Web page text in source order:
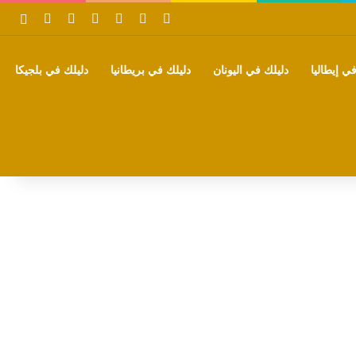
فيسبوك بينتيريست‫YouTube
تيلقرام واتساب
إيطاليا دليلك في اليونان دليلك في بريطانيا دليلك في بلجيكا